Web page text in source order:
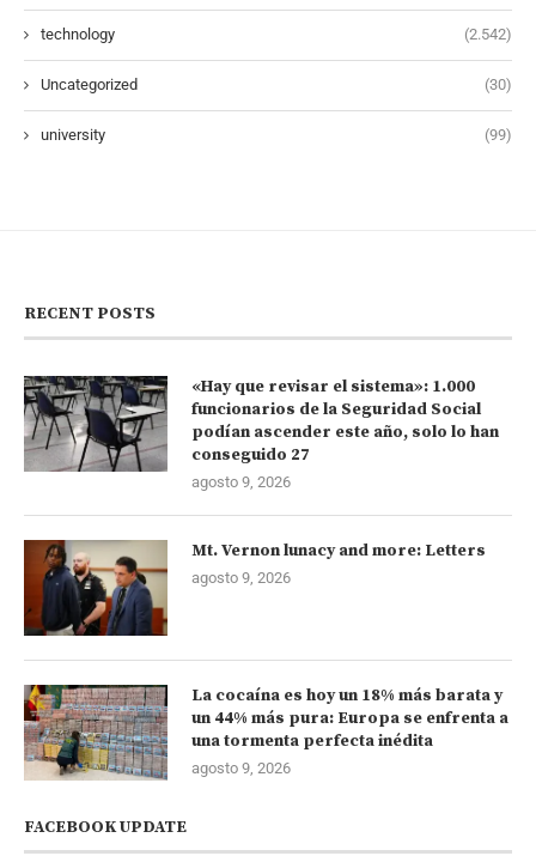
technology (2.542)
Uncategorized (30)
university (99)
RECENT POSTS
«Hay que revisar el sistema»: 1.000
funcionarios de la Seguridad Social
podían ascender este año, solo lo han
conseguido 27
agosto 9, 2026
Mt. Vernon lunacy and more: Letters
agosto 9, 2026
La cocaína es hoy un 18% más barata y
un 44% más pura: Europa se enfrenta a
una tormenta perfecta inédita
agosto 9, 2026
FACEBOOK UPDATE